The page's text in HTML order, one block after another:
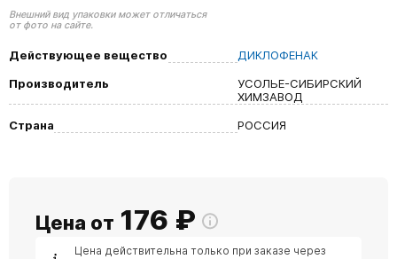
Внешний вид упаковки может отличаться
от фото на сайте.
Действующее вещество
ДИКЛОФЕНАК
Производитель
УСОЛЬЕ-СИБИРСКИЙ
ХИМЗАВОД
Страна
РОССИЯ
Цена от 176 ₽
Цена действительна только при заказе через